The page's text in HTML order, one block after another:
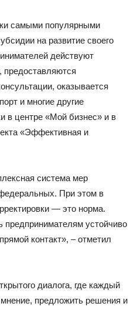
самыми популярными
на развитие своего
действуют
предоставляются
оказывается
и многие другие
в центре «Мой бизнес» и в
«Эффективная и
система мер
При этом в
— это норма.
устойчиво
контакт», – отметил
диалога, где каждый
предложить решения и